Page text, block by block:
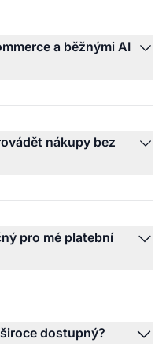
a běžnými AI
nákupy bez
pro mé platební
dostupný?